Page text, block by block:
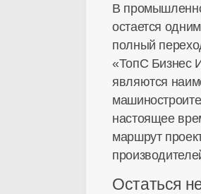
В
остается
полный
«ТопС Бизнес
являются
настоящее
маршрут
Остаться